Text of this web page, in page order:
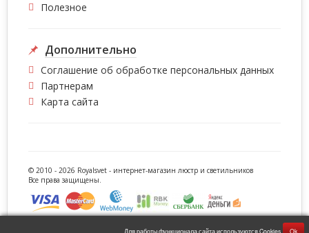
Полезное
Дополнительно
Соглашение об обработке персональных данных
Партнерам
Карта сайта
© 2010 - 2026 Royalsvet - интернет-магазин люстр и светильников
Все права защищены.
Для работы функционала сайта используются Cookies Ok